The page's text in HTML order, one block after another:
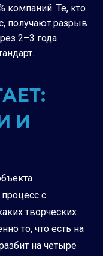
компаний. Те, кто
получают разрыв
2–3 года
И
с
творческих
то, что есть на
на четыре